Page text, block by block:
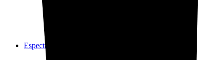
Espectacles